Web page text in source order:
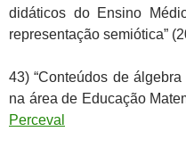
didáticos do Ensino
representação semiótica”
43) “Conteúdos de
na área de Educação
Perceval